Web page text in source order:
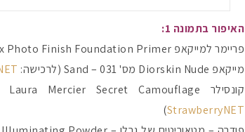
האיפור בתמונה 1:
פריימר למייקאפ Smashbox Photo Finish Foundation Primer (לרכישה:
מייקאפ Diorskin Nude מס' 031 – Sand (לרכישה:
קונסילר Laura Mercier Secret Camouflage בגוון SC-3 (לרכישה:
StrawberryNET
)